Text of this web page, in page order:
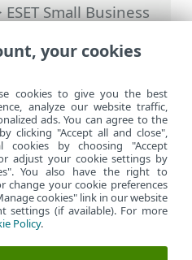
ESET Small Business
>악성코드 검사>
your cookies
cookies to give you the best
analyze our website traffic,
ads. You can agree to the
clicking "Accept all and close",
cookies by choosing "Accept
adjust your cookie settings by
You also have the right to
change your cookie preferences
cookies" link in our website
settings (if available). For more
Policy.